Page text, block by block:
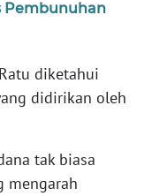
Pembunuhan
diketahui
didirikan oleh
tak biasa
mengarah